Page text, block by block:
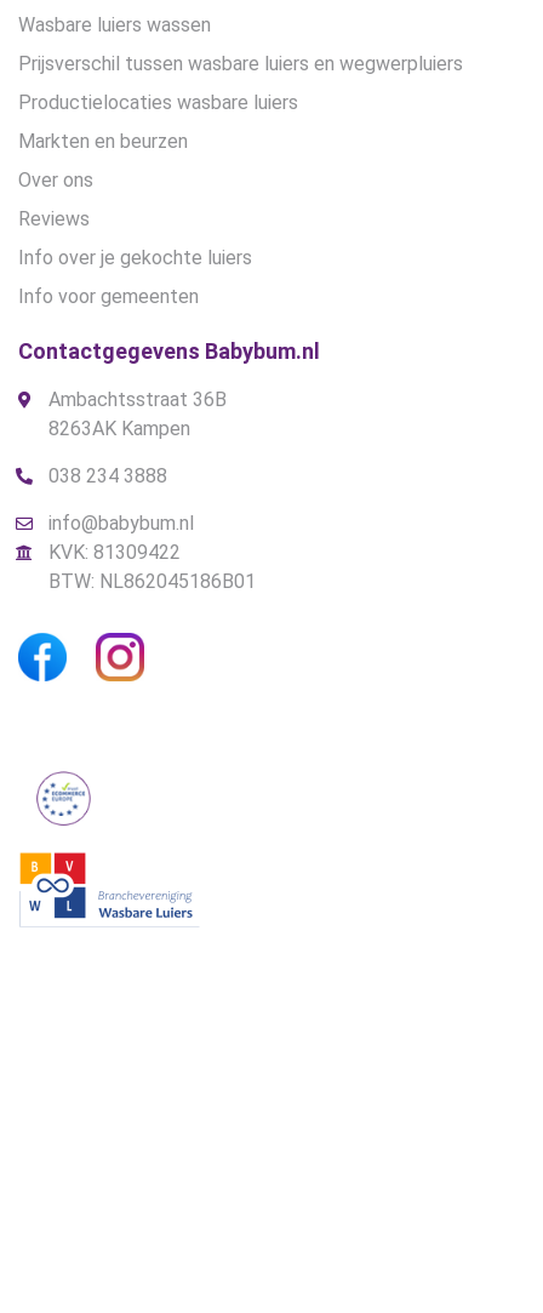
Wasbare luiers wassen
Prijsverschil tussen wasbare luiers en wegwerpluiers
Productielocaties wasbare luiers
Markten en beurzen
Over ons
Reviews
Info over je gekochte luiers
Info voor gemeenten
Contactgegevens Babybum.nl
Ambachtsstraat 36B
8263AK Kampen
038 234 3888
info@babybum.nl
KVK: 81309422
BTW: NL862045186B01